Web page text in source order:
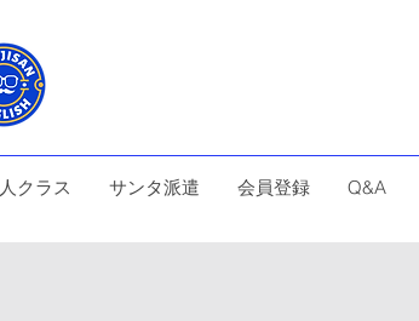
クラス サンタ派遣 会員登録 Q&A